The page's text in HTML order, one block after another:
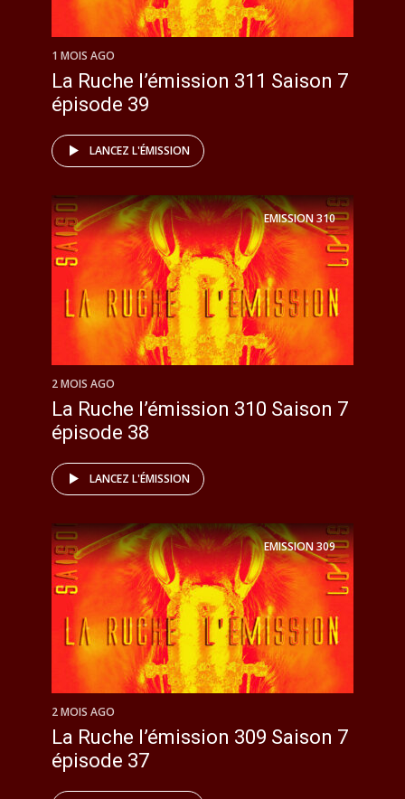
1 MOIS AGO
La Ruche l’émission 311 Saison 7
épisode 39
LANCEZ L'ÉMISSION
EMISSION310
2 MOIS AGO
La Ruche l’émission 310 Saison 7
épisode 38
LANCEZ L'ÉMISSION
EMISSION309
2 MOIS AGO
La Ruche l’émission 309 Saison 7
épisode 37